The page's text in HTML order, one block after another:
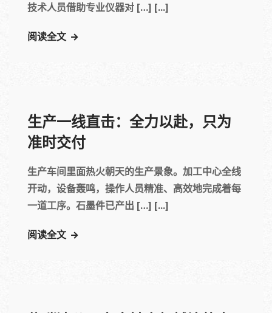
技术人员借助专业仪器对 […] [...]
阅读全文
生产一线直击：全力以赴，只为
准时交付
生产车间里面热火朝天的生产景象。加工中心全线
开动，设备轰鸣，操作人员精准、高效地完成着每
一道工序。石墨件已产出 […] [...]
阅读全文